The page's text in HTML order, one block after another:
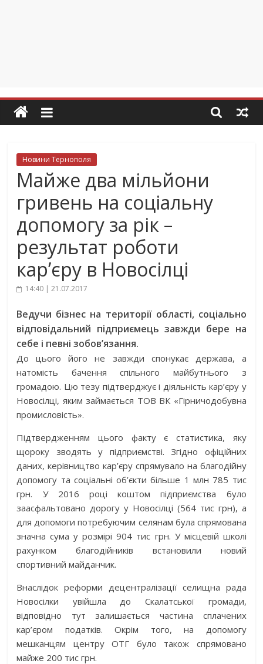
Новини Тернополя
Майже два мільйони
гривень на соціальну
допомогу за рік –
результат роботи
кар’єру в Новосілці
14:40 | 21.07.2017
Ведучи бізнес на території області, соціально
відповідальний підприємець завжди бере на
себе і певні зобов’язання.
До цього його не завжди спонукає держава, а
натомість бачення спільного майбутнього з
громадою. Цю тезу підтверджує і діяльність кар’єру у
Новосілці, яким займається ТОВ ВК «Гірничодобувна
промисловість».
Підтвердженням цього факту є статистика, яку
щороку зводять у підприємстві. Згідно офіційних
даних, керівництво кар’єру спрямувало на благодійну
допомогу та соціальні об’єкти більше 1 млн 785 тис
грн. У 2016 році коштом підприємства було
заасфальтовано дорогу у Новосілці (564 тис грн), а
для допомоги потребуючим селянам була спрямована
значна сума у розмірі 904 тис грн. У місцевій школі
рахунком благодійників встановили новий
спортивний майданчик.
Внаслідок реформи децентралізації селищна рада
Новосілки увійшла до Скалатської громади,
відповідно тут залишається частина сплачених
кар’єром податків. Окрім того, на допомогу
мешканцям центру ОТГ було також спрямовано
майже 200 тис грн.